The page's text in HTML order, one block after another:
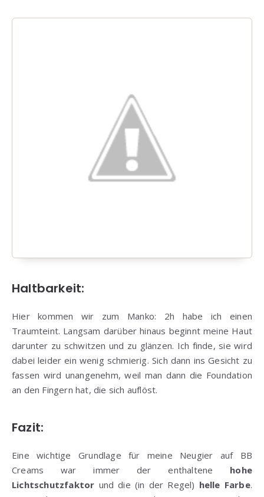
Haltbarkeit:
Hier kommen wir zum Manko: 2h habe ich einen
Traumteint. Langsam darüber hinaus beginnt meine Haut
darunter zu schwitzen und zu glänzen. Ich finde, sie wird
dabei leider ein wenig schmierig. Sich dann ins Gesicht zu
fassen wird unangenehm, weil man dann die Foundation
an den Fingern hat, die sich auflöst.
Fazit:
Eine wichtige Grundlage für meine Neugier auf BB
Creams war immer der enthaltene hohe
Lichtschutzfaktor und die (in der Regel) helle Farbe.